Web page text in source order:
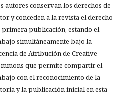
autores conservan los derechos de
y conceden a la revista el derecho
primera publicación, estando el
simultáneamente bajo la
de Atribución de Creative
que permite compartir el
con el reconocimiento de la
y la publicación inicial en esta